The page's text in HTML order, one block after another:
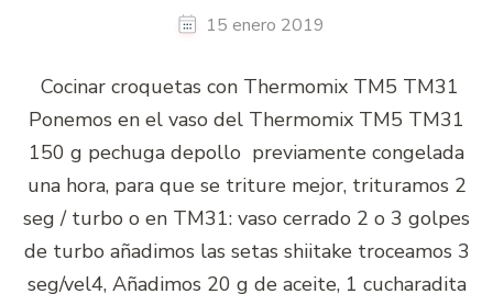
15 enero 2019
Cocinar croquetas con Thermomix TM5 TM31
Ponemos en el vaso del Thermomix TM5 TM31
150 g pechuga depollo previamente congelada
una hora, para que se triture mejor, trituramos 2
seg / turbo o en TM31: vaso cerrado 2 o 3 golpes
de turbo añadimos las setas shiitake troceamos 3
seg/vel4, Añadimos 20 g de aceite, 1 cucharadita